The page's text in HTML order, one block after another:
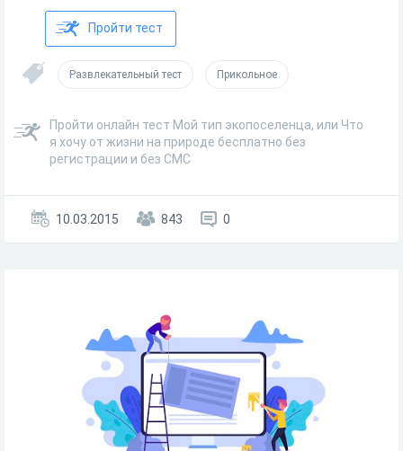
Пройти тест
Развлекательный тест Прикольное
Пройти онлайн тест Мой тип экопоселенца, или Что
я хочу от жизни на природе бесплатно без
регистрации и без СМС
10.03.2015 843 0